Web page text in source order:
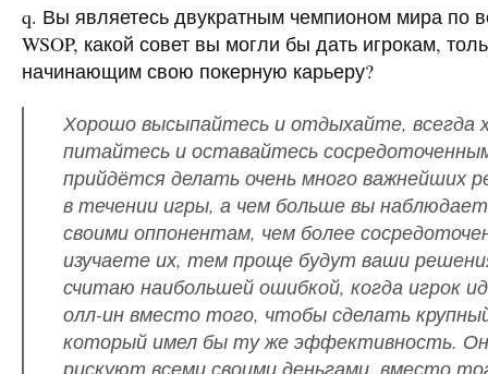
q. Вы являетесь двукратным чемпионом мира по
WSOP, какой совет вы могли бы дать игрокам,
начинающим свою покерную карьеру?
Хорошо высыпайтесь и отдыхайте, всегда
питайтесь и оставайтесь
прийдётся делать очень много важнейших
в течении игры, а чем больше вы
своими оппонентам, чем более
изучаете их, тем проще будут ваши
считаю наибольшей ошибкой, когда игрок
олл-ин вместо того, чтобы сделать
который имел бы ту же эффективность.
рискуют всеми своими деньгами, вместо